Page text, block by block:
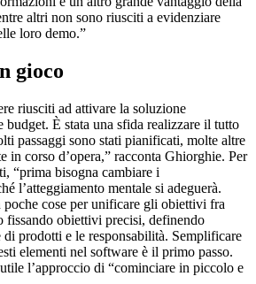
altri non sono riusciti a evidenziare
loro demo.”
gioco
riusciti ad attivare la soluzione
budget. È stata una sfida realizzare il tutto
passaggi sono stati pianificati, molte altre
in corso d’opera,” racconta Ghiorghie. Per
“prima bisogna cambiare i
l’atteggiamento mentale si adeguerà.
cose per unificare gli obiettivi fra
fissando obiettivi precisi, definendo
di prodotti e le responsabilità. Semplificare
elementi nel software è il primo passo.
l’approccio di “cominciare in piccolo e